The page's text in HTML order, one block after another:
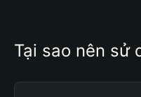
Tại sao nên sử